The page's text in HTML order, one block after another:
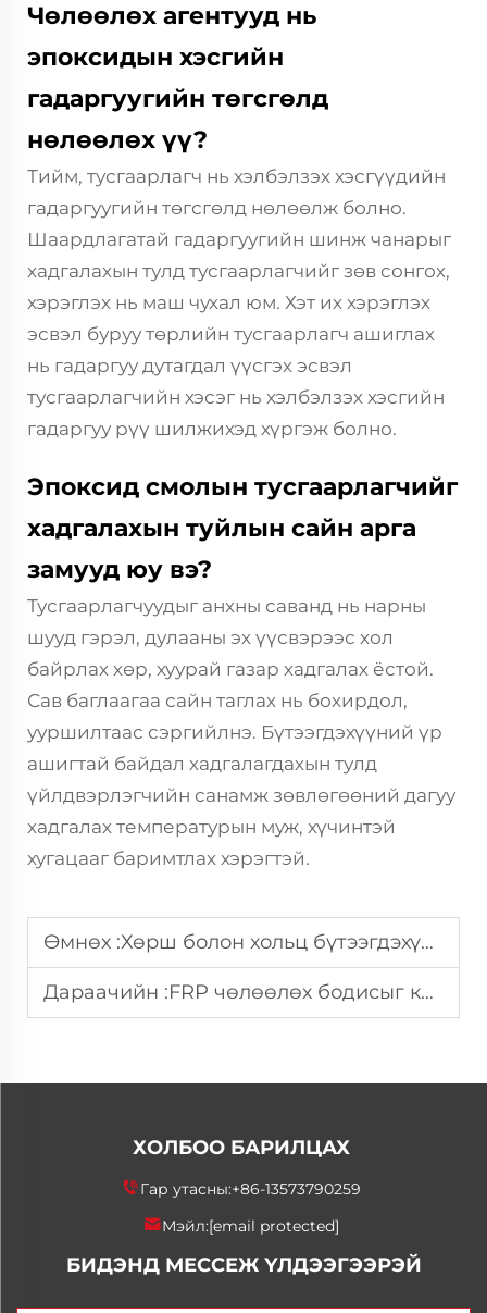
Чөлөөлөх агентууд нь
эпоксидын хэсгийн
гадаргуугийн төгсгөлд
нөлөөлөх үү?
Тийм, тусгаарлагч нь хэлбэлзэх хэсгүүдийн
гадаргуугийн төгсгөлд нөлөөлж болно.
Шаардлагатай гадаргуугийн шинж чанарыг
хадгалахын тулд тусгаарлагчийг зөв сонгох,
хэрэглэх нь маш чухал юм. Хэт их хэрэглэх
эсвэл буруу төрлийн тусгаарлагч ашиглах
нь гадаргуу дутагдал үүсгэх эсвэл
тусгаарлагчийн хэсэг нь хэлбэлзэх хэсгийн
гадаргуу рүү шилжихэд хүргэж болно.
Эпоксид смолын тусгаарлагчийг
хадгалахын туйлын сайн арга
замууд юу вэ?
Тусгаарлагчуудыг анхны саванд нь нарны
шууд гэрэл, дулааны эх үүсвэрээс хол
байрлах хөр, хуурай газар хадгалах ёстой.
Сав баглаагаа сайн таглах нь бохирдол,
ууршилтаас сэргийлнэ. Бүтээгдэхүүний үр
ашигтай байдал хадгалагдахын тулд
үйлдвэрлэгчийн санамж зөвлөгөөний дагуу
хадгалах температурын муж, хүчинтэй
хугацааг баримтлах хэрэгтэй.
Өмнөх :Хөрш болон хольц бүтээгдэхүүнд эпоксид смолын чөлөөлөх агентыг хэрхэн сонгох вэ?
Дараачийн :FRP чөлөөлөх бодисыг композит хольцын хувьд төгс болгож буй зүйл юу вэ?
ХОЛБОО БАРИЛЦАХ
Гар утасны:+86-13573790259
Мэйл:[email protected]
БИДЭНД МЕССЕЖ ҮЛДЭЭГЭЭРЭЙ